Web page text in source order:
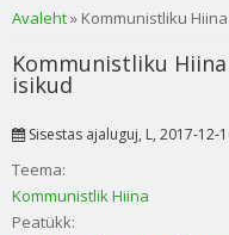
Sa oled siin
Avaleht» Kommunistliku
Kommunistliku
isikud
Sisestas ajaluguj, L, 2017-12-
Teema:
Kommunistlik Hiina
Peatükk: